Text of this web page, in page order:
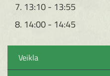
7. 13:10 - 13:55
8. 14:00 - 14:45
Veikla